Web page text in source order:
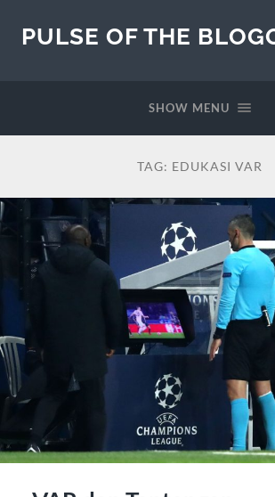
PULSE OF THE
SHOW MENU
TAG: EDUKASI VAR